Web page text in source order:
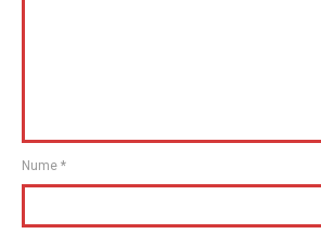
Nume *